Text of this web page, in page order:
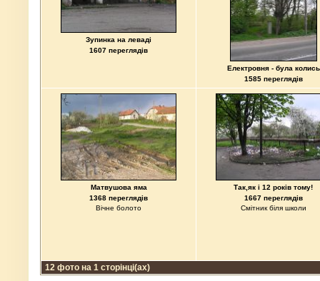
Зупинка на леваді
1607 переглядів
Електровня - була колись
1585 переглядів
Матвушова яма
1368 переглядів
Вічне болото
Так,як і 12 років тому!
1667 переглядів
Смітник біля школи
12 фото на 1 сторінці(ах)